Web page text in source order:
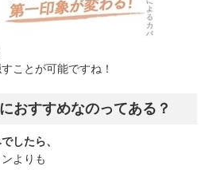
ことが可能ですね！
おすすめなのってある？
したら、
よりも